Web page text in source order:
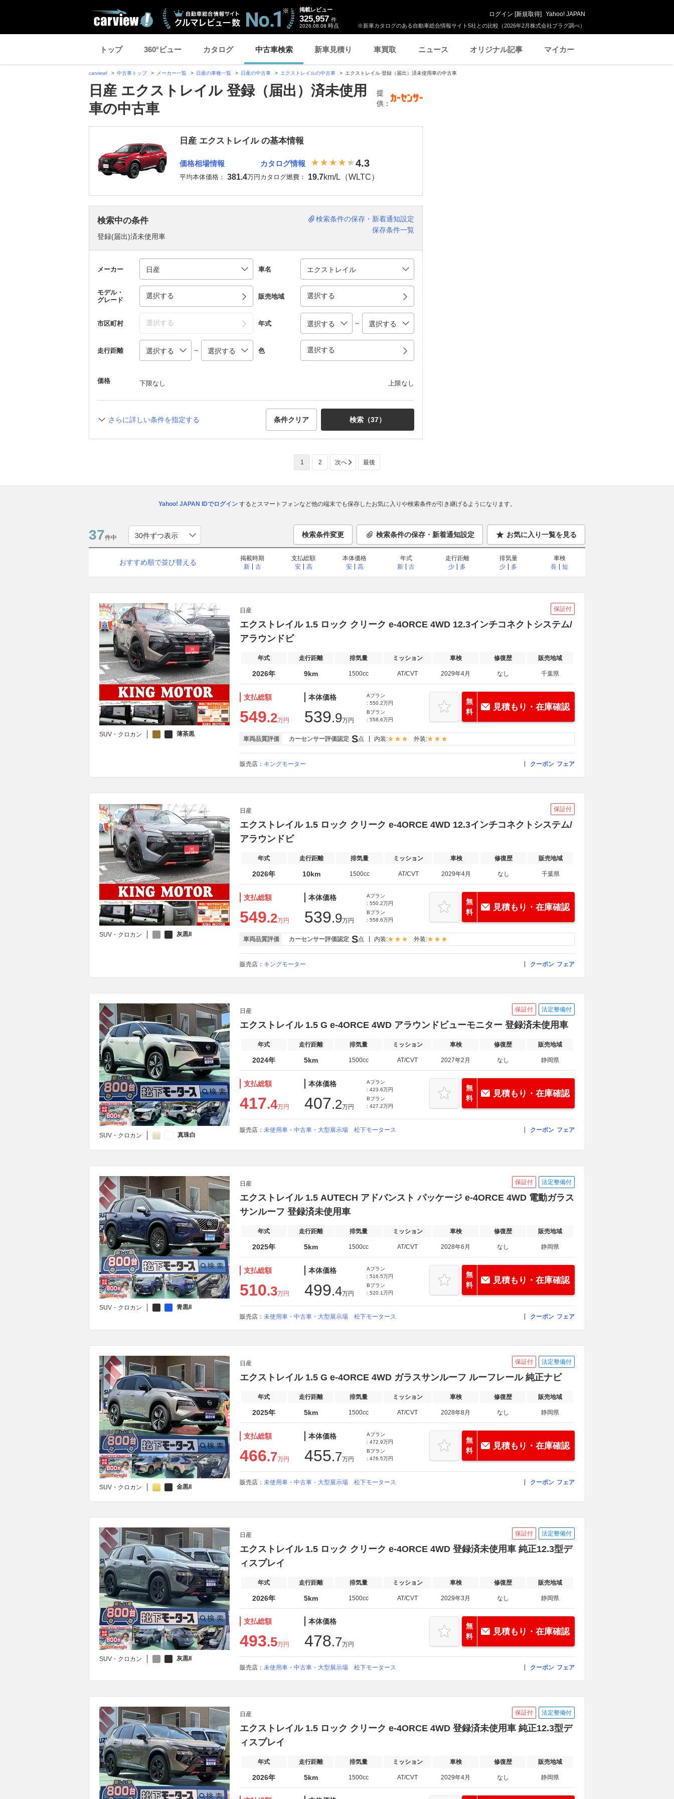
※新車カタログのある自動車総合情報サイト5社との比較（2026年2月株式会社プラグ調べ）
掲載レビュー
325,957 件
2026.08.08 時点
ログイン [新規取得] Yahoo! JAPAN
トップ 360°ビュー カタログ 中古車検索 新車見積り 車買取 ニュース オリジナル記事 マイカー
carview! 中古車トップ メーカー一覧 日産の車種一覧 日産の中古車 エクストレイルの中古車 エクストレイル 登録（届出）済未使用車の中古車
日産 エクストレイル 登録（届出）済未使用
車の中古車
提
供：
日産 エクストレイル の基本情報
価格相場情報
平均本体価格： 381.4万円
カタログ情報 4.3
カタログ燃費： 19.7km/L（WLTC）
検索中の条件
登録(届出)済未使用車
検索条件の保存・新着通知設定
保存条件一覧
メーカー 車名
モデル・
グレード
選択する 販売地域 選択する
市区町村 選択する 年式 ～
走行距離 ～ 色 選択する
価格 下限なし 上限なし
さらに詳しい条件を指定する 条件クリア 検索（37）
1 2 次へ 最後
Yahoo! JAPAN IDでログインするとスマートフォンなど他の端末でも保存したお気に入りや検索条件が引き継げるようになります。
37件中 検索条件変更 検索条件の保存・新着通知設定 お気に入り一覧を見る
おすすめ順で並び替える
掲載時期
新
古
支払総額
安
高
本体価格
安
高
年式
新
古
走行距離
少
多
排気量
少
多
車検
長
短
SUV・クロカン 薄茶黒
日産 保証付
エクストレイル 1.5 ロック クリーク e-4ORCE 4WD 12.3インチコネクトシステム/
アラウンドビ
年式 走行距離 排気量 ミッション 車検 修復歴 販売地域
2026年 9km 1500cc AT/CVT 2029年4月 なし 千葉県
支払総額
549.2万円
本体価格
539.9万円
Aプラン
: 550.2万円
Bプラン
: 558.6万円
無
料
見積もり・在庫確認
車両品質評価 カーセンサー評価認定 S点 内装: 外装:
販売店： キングモーター クーポン フェア
SUV・クロカン 灰黒II
日産 保証付
エクストレイル 1.5 ロック クリーク e-4ORCE 4WD 12.3インチコネクトシステム/
アラウンドビ
年式 走行距離 排気量 ミッション 車検 修復歴 販売地域
2026年 10km 1500cc AT/CVT 2029年4月 なし 千葉県
支払総額
549.2万円
本体価格
539.9万円
Aプラン
: 550.2万円
Bプラン
: 558.6万円
無
料
見積もり・在庫確認
車両品質評価 カーセンサー評価認定 S点 内装: 外装:
販売店： キングモーター クーポン フェア
SUV・クロカン 真珠白
日産 保証付 法定整備付
エクストレイル 1.5 G e-4ORCE 4WD アラウンドビューモニター 登録済未使用車
年式 走行距離 排気量 ミッション 車検 修復歴 販売地域
2024年 5km 1500cc AT/CVT 2027年2月 なし 静岡県
支払総額
417.4万円
本体価格
407.2万円
Aプラン
: 423.6万円
Bプラン
: 427.2万円
無
料
見積もり・在庫確認
販売店： 未使用車・中古車・大型展示場 松下モータース クーポン フェア
SUV・クロカン 青黒II
日産 保証付 法定整備付
エクストレイル 1.5 AUTECH アドバンスト パッケージ e-4ORCE 4WD 電動ガラス
サンルーフ 登録済未使用車
年式 走行距離 排気量 ミッション 車検 修復歴 販売地域
2025年 5km 1500cc AT/CVT 2028年6月 なし 静岡県
支払総額
510.3万円
本体価格
499.4万円
Aプラン
: 516.5万円
Bプラン
: 520.1万円
無
料
見積もり・在庫確認
販売店： 未使用車・中古車・大型展示場 松下モータース クーポン フェア
SUV・クロカン 金黒II
日産 保証付 法定整備付
エクストレイル 1.5 G e-4ORCE 4WD ガラスサンルーフ ルーフレール 純正ナビ
年式 走行距離 排気量 ミッション 車検 修復歴 販売地域
2025年 5km 1500cc AT/CVT 2028年8月 なし 静岡県
支払総額
466.7万円
本体価格
455.7万円
Aプラン
: 472.9万円
Bプラン
: 476.5万円
無
料
見積もり・在庫確認
販売店： 未使用車・中古車・大型展示場 松下モータース クーポン フェア
SUV・クロカン 灰黒II
日産 保証付 法定整備付
エクストレイル 1.5 ロック クリーク e-4ORCE 4WD 登録済未使用車 純正12.3型デ
ィスプレイ
年式 走行距離 排気量 ミッション 車検 修復歴 販売地域
2026年 5km 1500cc AT/CVT 2029年3月 なし 静岡県
支払総額
493.5万円
本体価格
478.7万円
無
料
見積もり・在庫確認
販売店： 未使用車・中古車・大型展示場 松下モータース クーポン フェア
日産 保証付 法定整備付
エクストレイル 1.5 ロック クリーク e-4ORCE 4WD 登録済未使用車 純正12.3型デ
ィスプレイ
年式 走行距離 排気量 ミッション 車検 修復歴 販売地域
2026年 5km 1500cc AT/CVT 2029年4月 なし 静岡県